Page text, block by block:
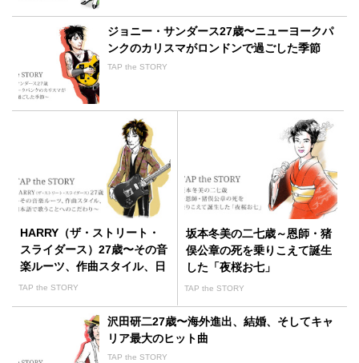
ジョニー・サンダース27歳〜ニューヨークパ
ンクのカリスマがロンドンで過ごした季節
TAP the STORY
HARRY（ザ・ストリート・
スライダース）27歳〜その音
楽ルーツ、作曲スタイル、日
本語で歌うことへのこだわり
TAP the STORY
坂本冬美の二七歳～恩師・猪
俣公章の死を乗りこえて誕生
した「夜桜お七」
TAP the STORY
沢田研二27歳〜海外進出、結婚、そしてキャ
リア最大のヒット曲
TAP the STORY